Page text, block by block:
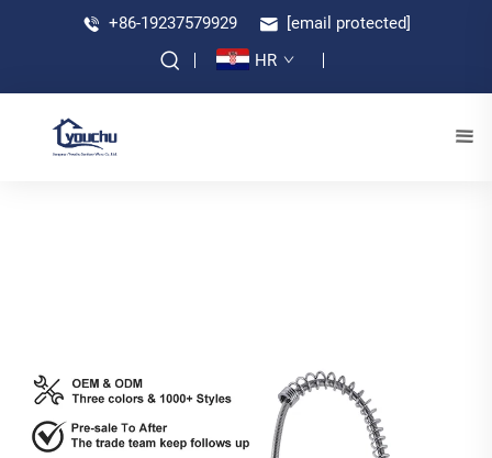
+86-19237579929
[email protected]
HR